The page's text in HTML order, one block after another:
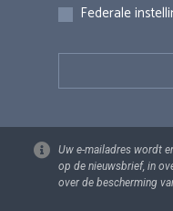
Federale
Uw e-mailadres wordt
op de nieuwsbrief, in
over de bescherming